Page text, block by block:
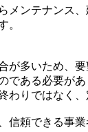
メンテナンス
。
が多いため、
である必要が
わりではなく
信頼できる事業